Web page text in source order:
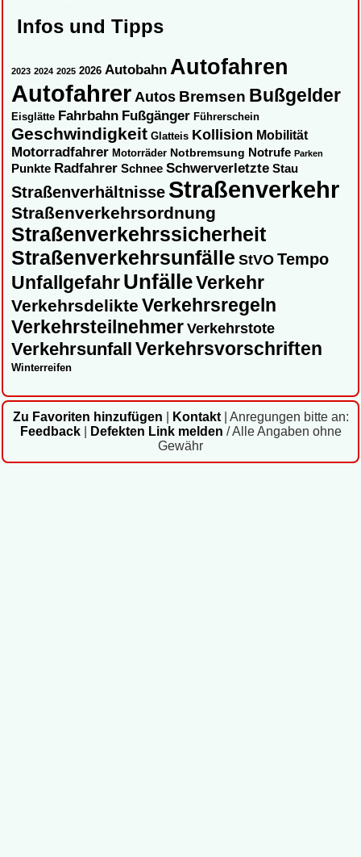
Infos und Tipps
2023 2024 2025 2026 Autobahn Autofahren
AutofahrerAutos Bremsen Bußgelder
Eisglätte Fahrbahn Fußgänger Führerschein
Geschwindigkeit Glatteis Kollision Mobilität
Motorradfahrer Motorräder Notbremsung Notrufe Parken
Punkte Radfahrer Schnee Schwerverletzte Stau
Straßenverhältnisse Straßenverkehr
Straßenverkehrsordnung
Straßenverkehrssicherheit
Straßenverkehrsunfälle StVOTempo
UnfallgefahrUnfälleVerkehr
Verkehrsdelikte Verkehrsregeln
Verkehrsteilnehmer Verkehrstote
Verkehrsunfall Verkehrsvorschriften
Winterreifen
Zu Favoriten hinzufügen Kontakt| Anregungen bitte an:
Feedback| Defekten Link melden / Alle Angaben ohne
Gewähr